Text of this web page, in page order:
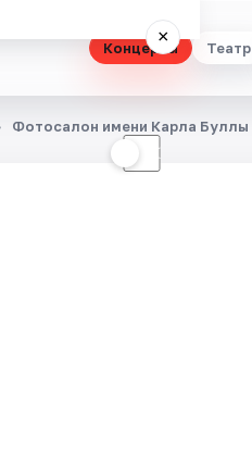
Концерты Театр
×
☾
Фотосалон имени Карла Буллы